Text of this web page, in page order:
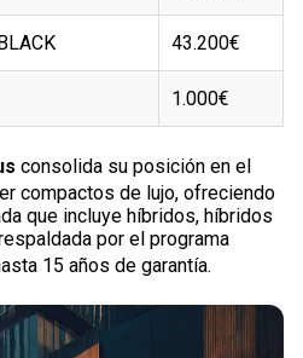
43.200€
1.000€
consolida su posición en el
compactos de lujo, ofreciendo
que incluye híbridos, híbridos
por el programa
15 años de garantía.